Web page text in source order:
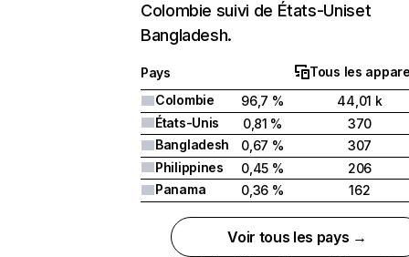
Colombie suivi de États-Uniset
Bangladesh.
Pays
Tous les
Colombie
96,7 %
44,01 k
États-Unis
0,81 %
370
Bangladesh
0,67 %
307
Philippines
0,45 %
206
Panama
0,36 % 162
Voir tous les pays →